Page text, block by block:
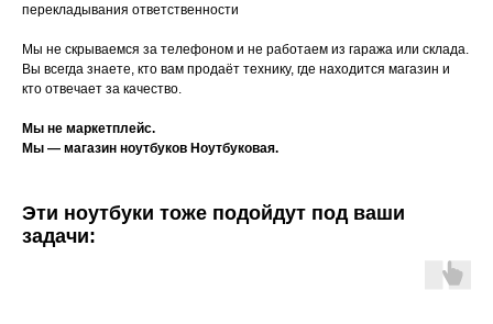
перекладывания ответственности
Мы не скрываемся за телефоном и не работаем из гаража или склада.
Вы всегда знаете, кто вам продаёт технику, где находится магазин и
кто отвечает за качество.
Мы не маркетплейс.
Мы — магазин ноутбуков Ноутбуковая.
Эти ноутбуки тоже подойдут под ваши
задачи: